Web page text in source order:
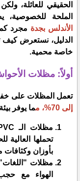
الحقيقي للعائلة،
الملحة للخصوصية،
الأندلس بجدة مجرد
الدليل، نستعرض
خاصة محمية.
​أولاً: مظلات
​تعمل المظلات على
إلى 70%، م
ما يوفر
تحملها العالية
بأوزان وكثافات
​مظلات "اللغات"
الهواء مع